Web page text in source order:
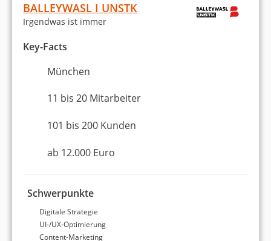
München
Keine Bewertungen
ab 1.000 Euro (einmaliges
Projektbudget)
Noch keine Weiterempfehlung
Statistiken zu unseren
bestenDigitalagenturen
BALLEYWASL I UNSTK
Irgendwas ist immer
Key-Facts
München
11 bis 20 Mitarbeiter
101 bis 200 Kunden
ab 12.000 Euro
Schwerpunkte
Digitale Strategie
UI-/UX-Optimierung
Content-Marketing